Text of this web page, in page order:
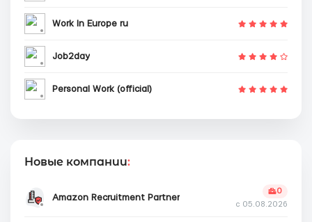
Work In Europe ru
Job2day
Personal Work (official)
Новые компании:
Amazon Recruitment Partner
0
с 05.08.2026